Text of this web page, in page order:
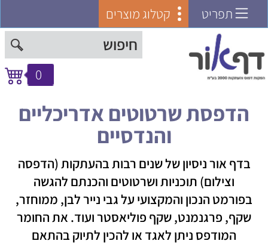
תפריט קטלוג מוצרים
0
הדפסת שרטוטים אדריכליים
והנדסיים
בדף אור ניסיון של שנים רבות בהעתקות (הדפסה
וצילום) תוכניות ושרטוטים והכנתם להגשה
בפורמט הנכון והמקצועי על גבי נייר לבן, ממוחזר,
שקף, פרגנמנט, שקף פוליאסטר ועוד. את החומר
המודפס ניתן לאגד או להכין לתיוק בהתאם